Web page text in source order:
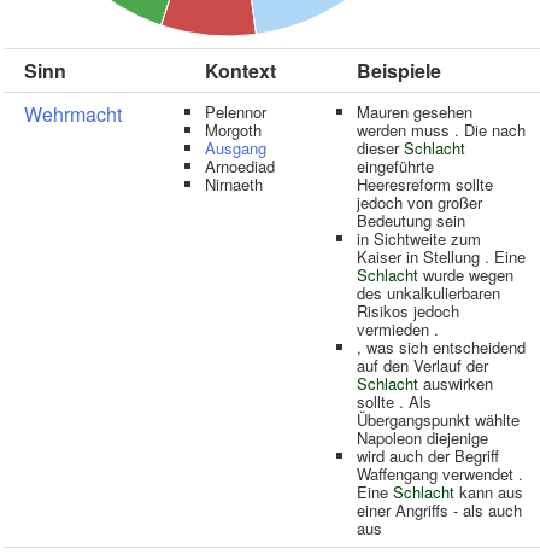
Sinn Kontext
Beispiele
Wehrmacht
Pelennor
Morgoth
Ausgang
Arnoediad
Nirnaeth
Mauren gesehen
werden muss . Die nach
dieserSchlacht
eingeführte
Heeresreform sollte
jedoch von großer
Bedeutung sein
in Sichtweite zum
Kaiser in Stellung . Eine
Schlacht wurde wegen
des unkalkulierbaren
Risikos jedoch
vermieden .
, was sich entscheidend
auf den Verlauf der
Schlacht auswirken
sollte . Als
Übergangspunkt wählte
Napoleon diejenige
wird auch der Begriff
Waffengang verwendet .
Eine Schlacht kann aus
einer Angriffs - als auch
aus